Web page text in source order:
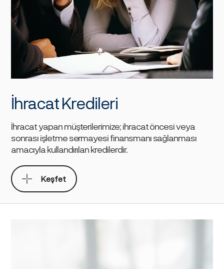
İhracat Kredileri
İhracat yapan müşterilerimize; ihracat öncesi veya
sonrası işletme sermayesi finansmanı sağlanması
amacıyla kullandırılan kredilerdir.
Keşfet